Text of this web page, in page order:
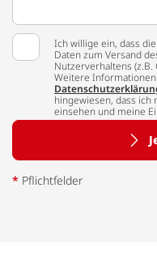
Ich willige ein, dass
Daten zum Versand
Nutzerverhaltens
Weitere
hingewiesen, dass
einsehen und meine
* Pflichtfelder